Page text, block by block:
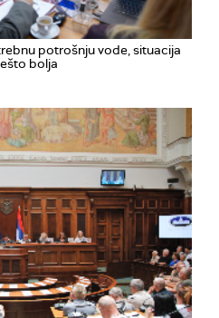
potrošnju vode, situacija
bolja